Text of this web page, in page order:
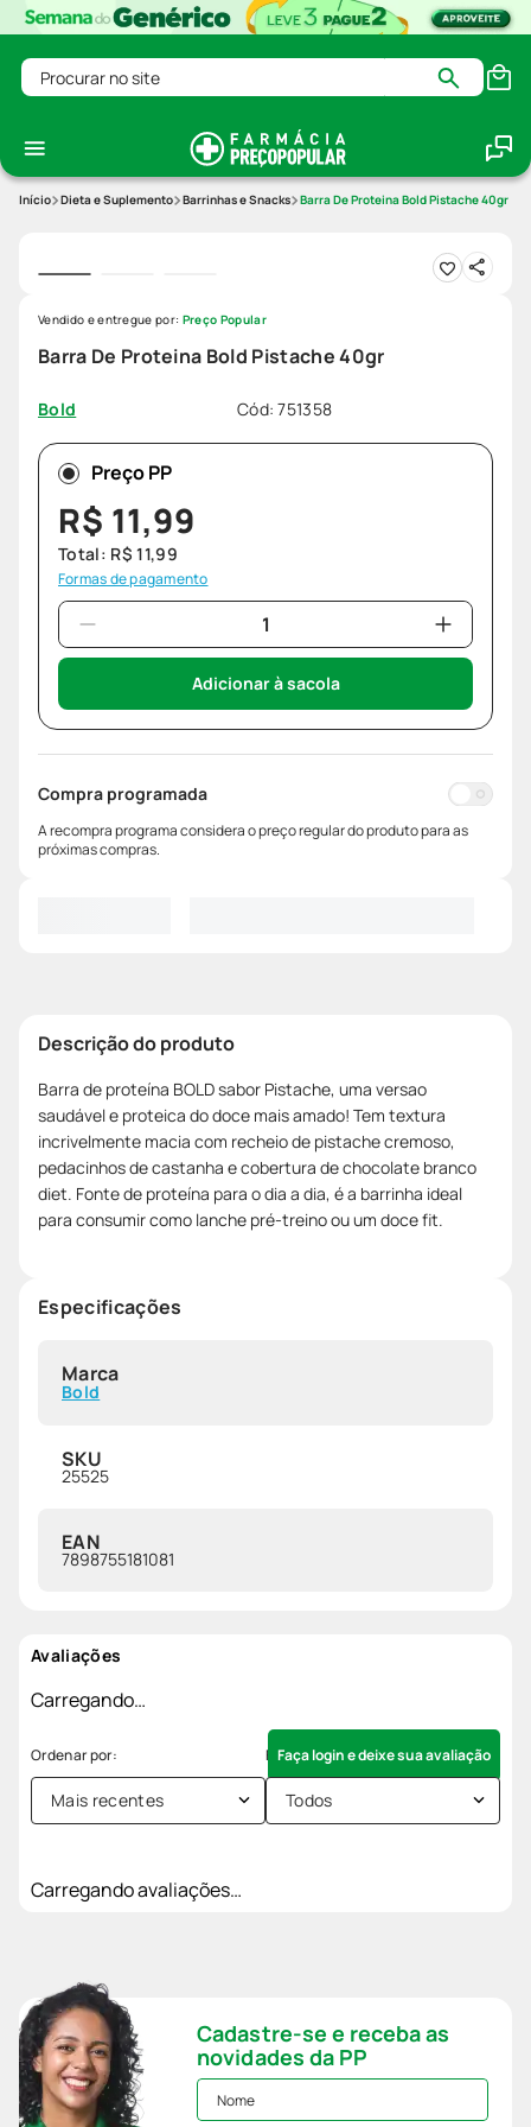
Procurar no site
Dieta e Suplemento Barrinhas e Snacks Barra De Proteina Bold Pistache 40gr
Barra De Proteina Bold Pistache 40gr
Bold Cód:751358
Vendido e entregue por: Preço Popular
Preço PP
R$ 11,99
Total: R$ 11,99
Formas de pagamento
Adicionar à sacola
Compra programada
A recompra programa considera o preço regular do produto para as
próximas compras.
Descrição do produto
Barra de proteína BOLD sabor Pistache, uma versao
saudável e proteica do doce mais amado! Tem textura
incrivelmente macia com recheio de pistache cremoso,
pedacinhos de castanha e cobertura de chocolate branco
diet. Fonte de proteína para o dia a dia, é a barrinha ideal
para consumir como lanche pré-treino ou um doce fit.
Especificações
Marca
Bold
SKU
25525
EAN
7898755181081
Avaliações
Carregando…
Faça login e deixe sua avaliação
Mais recentes Todos
Carregando avaliações…
Cadastre-se e receba as
novidades da PP